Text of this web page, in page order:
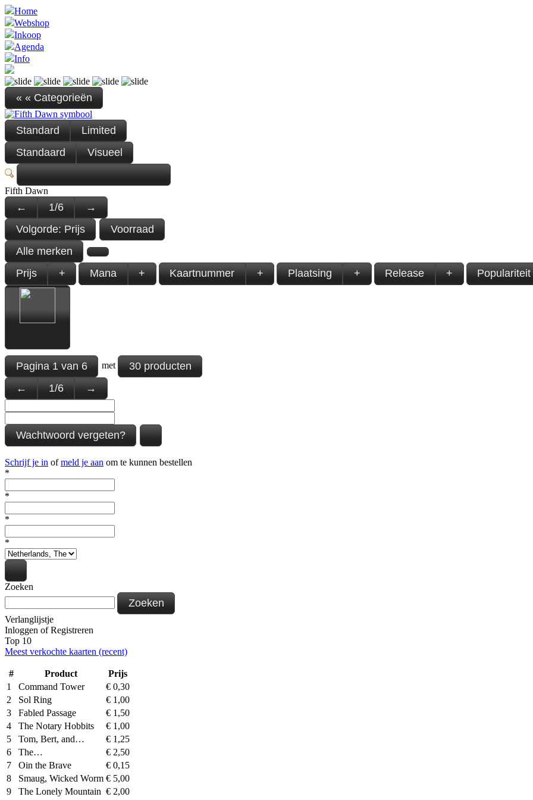
Home
Webshop
Inkoop
Agenda
Info
« « Categorieën
Standard
Limited
Standaard
Visueel
Fifth Dawn
← 1/6
→
Volgorde: Prijs
Voorraad
Alle merken
Prijs
+ Mana + Kaartnummer + Plaatsing + Release + Populariteit
Pagina1van6 met
30 producten
←
1/6 →
Wachtwoord vergeten?
Schrijf je in ofmeld je aan om te kunnen bestellen
*
*
*
*
Zoeken
Zoeken
Verlanglijstje
Inloggen ofRegistreren
Top 10
Meest verkochte kaarten (recent)
# Product
Prijs
1
Command Tower € 0,30
2
Sol Ring € 1,00
3
Fabled Passage € 1,50
4
The Notary Hobbits € 1,00
5
Tom, Bert, and… € 1,25
6
The… € 2,50
7
Oin the Brave € 0,15
8
Smaug, Wicked Worm € 5,00
9
The Lonely Mountain € 2,00